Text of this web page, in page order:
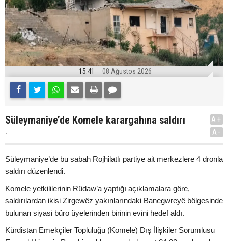
15:41 08 Ağustos 2026
Süleymaniye’de Komele karargahına saldırı
.
A+
A-
Süleymaniye’de bu sabah Rojhilatlı partiye ait merkezlere 4 dronla
saldırı düzenlendi.
Komele yetkililerinin Rûdaw’a yaptığı açıklamalara göre,
saldırılardan ikisi Zirgewêz yakınlarındaki Banegwreyê bölgesinde
bulunan siyasi büro üyelerinden birinin evini hedef aldı.
Kürdistan Emekçiler Topluluğu (Komele) Dış İlişkiler Sorumlusu